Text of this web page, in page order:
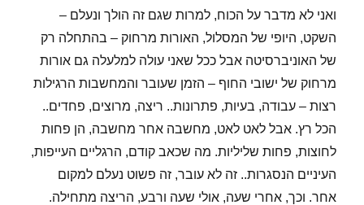
ואני לא מדבר על הכוח, למרות שגם זה הולך ונעלם –
השקט, היופי של המסלול, האורות מרחוק – בהתחלה רק
של האוניברסיטה אבל ככל שאני עולה למלעלה גם אורות
מרחוק של ישובי החוף – הזמן שעובר והמחשבות הרגילות
רצות – עבודה, בעיות, פתרונות.. ריצה, מרוצים, פחדים..
הכל רץ. אבל לאט לאט, מחשבה אחר מחשבה, הן פחות
לחוצות, פחות שליליות. מה שכאב קודם, הרגליים העייפות,
העיניים הנסגרות.. זה לא עובר, זה פשוט נעלם למקום
אחר. וכך, אחרי שעה, אולי שעה ורבע, הריצה מתחילה.